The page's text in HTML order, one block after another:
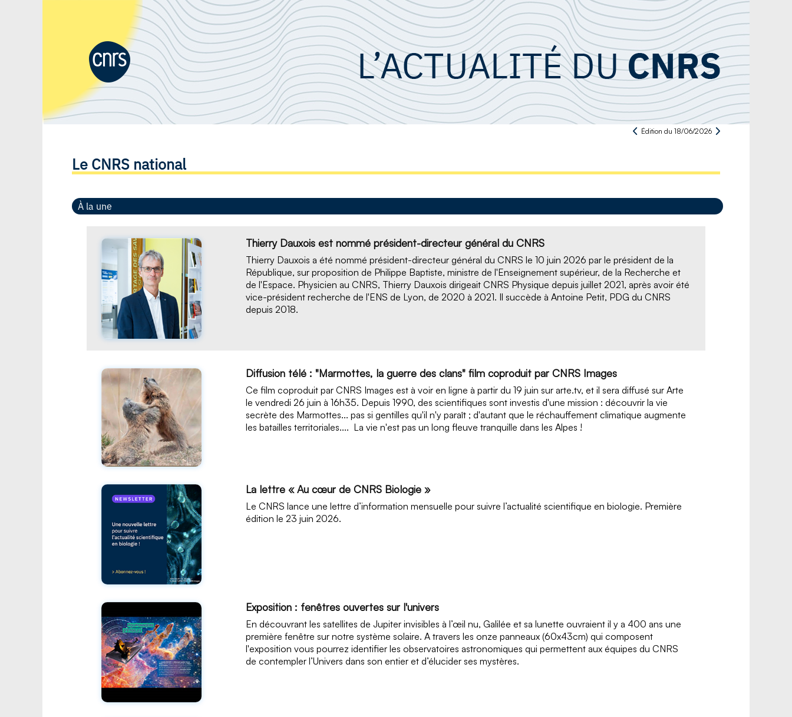
Édition du 18/06/2026
Le CNRS national
À la une
Thierry Dauxois est nommé président-directeur général du CNRS
Thierry Dauxois a été nommé président-directeur général du CNRS le 10 juin 2026 par le président de la
République, sur proposition de Philippe Baptiste, ministre de l'Enseignement supérieur, de la Recherche et
de l'Espace. Physicien au CNRS, Thierry Dauxois dirigeait CNRS Physique depuis juillet 2021, après avoir été
vice-président recherche de l'ENS de Lyon, de 2020 à 2021. Il succède à Antoine Petit, PDG du CNRS
depuis 2018.
Diffusion télé : "Marmottes, la guerre des clans" film coproduit par CNRS Images
Ce film coproduit par CNRS Images est à voir en ligne à partir du 19 juin sur arte.tv, et il sera diffusé sur Arte
le vendredi 26 juin à 16h35. Depuis 1990, des scientifiques sont investis d'une mission : découvrir la vie
secrète des Marmottes... pas si gentilles qu'il n'y paraît ; d'autant que le réchauffement climatique augmente
les batailles territoriales.... La vie n'est pas un long fleuve tranquille dans les Alpes !
La lettre « Au cœur de CNRS Biologie »
Le CNRS lance une lettre d’information mensuelle pour suivre l’actualité scientifique en biologie. Première
édition le 23 juin 2026.
Exposition : fenêtres ouvertes sur l'univers
En découvrant les satellites de Jupiter invisibles à l’œil nu, Galilée et sa lunette ouvraient il y a 400 ans une
première fenêtre sur notre système solaire. A travers les onze panneaux (60x43cm) qui composent
l'exposition vous pourrez identifier les observatoires astronomiques qui permettent aux équipes du CNRS
de contempler l’Univers dans son entier et d’élucider ses mystères.